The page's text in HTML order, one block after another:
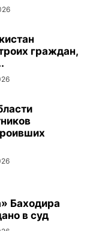
граждан,
Баходира
в суд